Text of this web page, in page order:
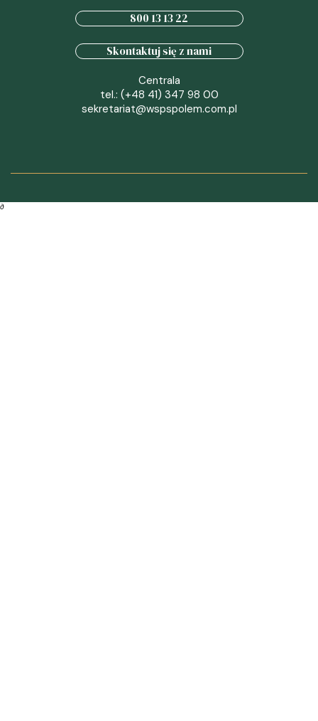
800 13 13 22
Skontaktuj się z nami
Centrala
tel.: (+48 41) 347 98 00
sekretariat@wspspolem.com.pl
∂